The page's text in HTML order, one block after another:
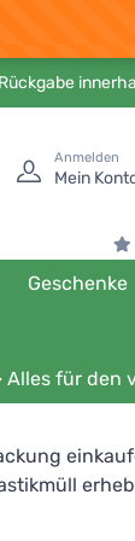
Anmelden
Mein
Geschenke
Alles für den
und was